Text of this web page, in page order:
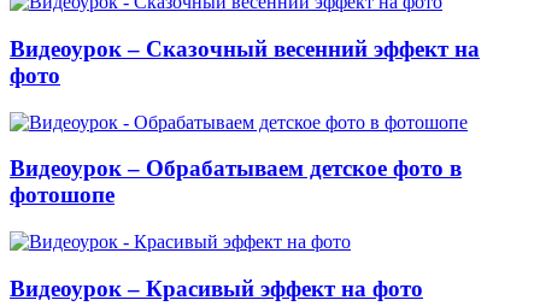
Видеоурок – Сказочный весенний эффект на
фото
Видеоурок – Обрабатываем детское фото в
фотошопе
Видеоурок – Красивый эффект на фото